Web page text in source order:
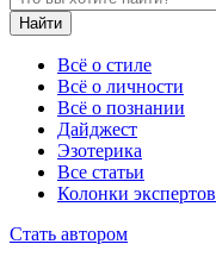
Найти
Всё о стиле
Всё о личности
Всё о познании
Дайджест
Эзотерика
Все статьи
Колонки экспертов
Стать автором